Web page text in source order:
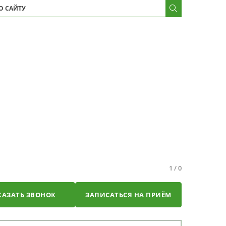
1 /0
ЗВОНОК ЗАПИСАТЬСЯ НА ПРИЁМ